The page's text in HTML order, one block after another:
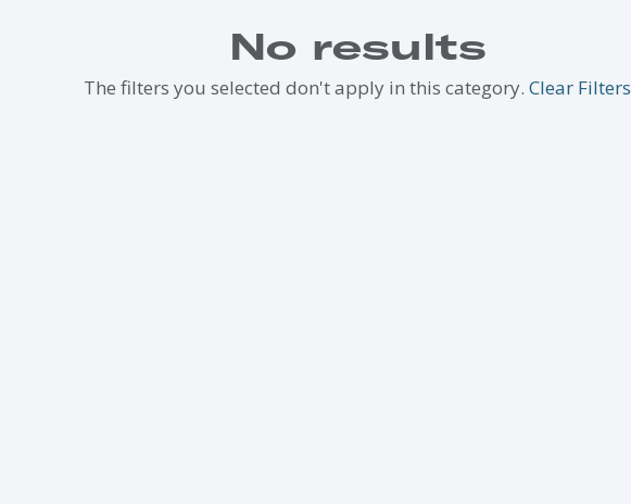
No results
The filters you selected don't apply in this category. Clear Filters